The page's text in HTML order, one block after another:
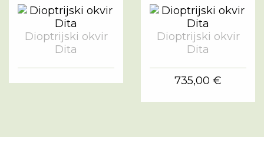
Dioptrijski okvir
Dita
Dioptrijski okvir
Dita
735,00 €